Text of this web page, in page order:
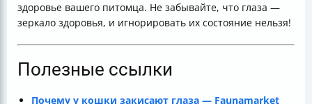
здоровье вашего питомца. Не забывайте, что глаза —
зеркало здоровья, и игнорировать их состояние нельзя!
Полезные ссылки
Почему у кошки закисают глаза — Faunamarket